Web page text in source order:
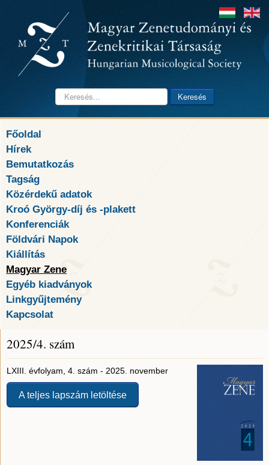
Keresés... Keresés
Főoldal
Hírek
Bemutatkozás
Tagság
Közérdekű adatok
Kroó György-díj és -plakett
Konferenciák
Földvári Napok
Kiállítás
Magyar Zene
Egyéb kiadványok
Linkgyűjtemény
Kapcsolat
2025/4. szám
LXIII. évfolyam, 4. szám - 2025. november
A teljes lapszám letöltése